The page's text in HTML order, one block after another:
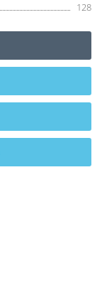
128